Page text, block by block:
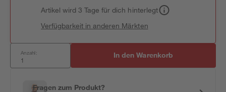
Artikel wird 3 Tage für dich hinterlegt
Verfügbarkeit in anderen Märkten
Anzahl: In den Warenkorb
Fragen zum Produkt?